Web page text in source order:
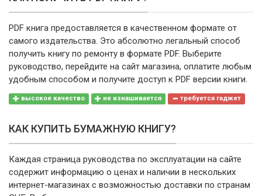
PDF книга предоставляется в качественном формате от
самого издательства. Это абсолютно легальный способ
получить книгу по ремонту в формате PDF. Выберите
руководство, перейдите на сайт магазина, оплатите любым
удобным способом и получите доступ к PDF версии книги.
высокое качество не изнашивается требуется гаджет
КАК КУПИТЬ БУМАЖНУЮ КНИГУ?
Каждая страница руководства по эксплуатации на сайте
содержит информацию о ценах и наличии в нескольких
интернет-магазинах с возможностью доставки по странам